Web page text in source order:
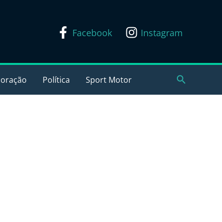
Facebook Instagram
Política Sport Motor Pesquisar